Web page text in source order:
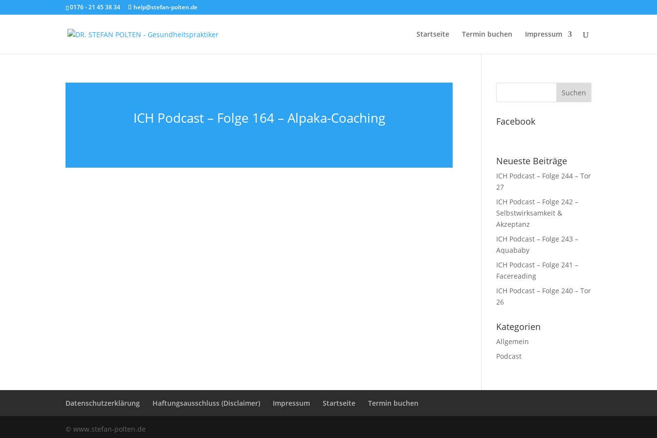
0176 - 21 45 38 34 help@stefan-polten.de
Startseite Termin buchen Impressum
ICH Podcast – Folge 164 – Alpaka-Coaching Facebook
Neueste Beiträge
ICH Podcast – Folge 244 – Tor
27
ICH Podcast – Folge 242 –
Selbstwirksamkeit &
Akzeptanz
ICH Podcast – Folge 243 –
Aquababy
ICH Podcast – Folge 241 –
Facereading
ICH Podcast – Folge 240 – Tor
26
Kategorien
Allgemein
Podcast
Datenschutzerklärung Haftungsausschluss (Disclaimer) Impressum Startseite Termin buchen
© www.stefan-polten.de